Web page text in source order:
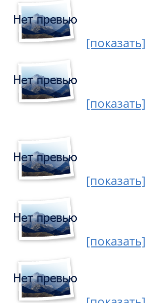
[показать]
[показать]
[показать]
[показать]